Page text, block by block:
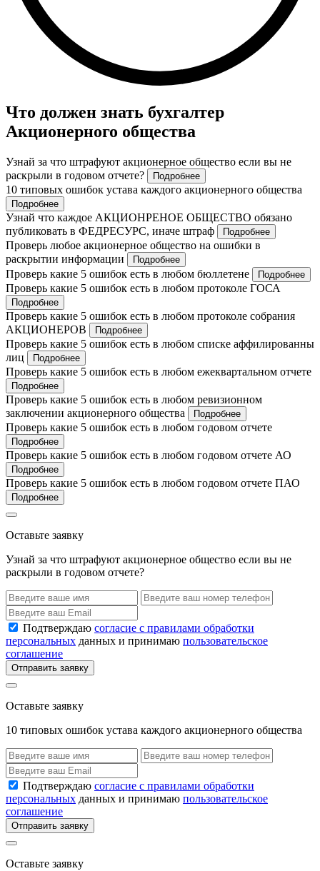
Что должен знать бухгалтер
Акционерного общества
Узнай за что штрафуют акционерное общество если вы не
раскрыли в годовом отчете?
Подробнее
10 типовых ошибок устава каждого акционерного общества
Подробнее
Узнай что каждое АКЦИОНРЕНОЕ ОБЩЕСТВО обязано
публиковать в ФЕДРЕСУРС, иначе штраф
Подробнее
Проверь любое акционерное общество на ошибки в
раскрытии информации
Подробнее
Проверь какие 5 ошибок есть в любом бюллетене Подробнее
Проверь какие 5 ошибок есть в любом протоколе ГОСА
Подробнее
Проверь какие 5 ошибок есть в любом протоколе собрания
АКЦИОНЕРОВ
Подробнее
Проверь какие 5 ошибок есть в любом списке аффилированны
лиц
Подробнее
Проверь какие 5 ошибок есть в любом ежеквартальном отчете
Подробнее
Проверь какие 5 ошибок есть в любом ревизионном
заключении акционерного общества
Подробнее
Проверь какие 5 ошибок есть в любом годовом отчете
Подробнее
Проверь какие 5 ошибок есть в любом годовом отчете АО
Подробнее
Проверь какие 5 ошибок есть в любом годовом отчете ПАО
Подробнее
Оставьте заявку
Узнай за что штрафуют акционерное общество если вы не
раскрыли в годовом отчете?
Подтверждаю согласие с правилами обработки
персональных данных и принимаю пользовательское
соглашение
Отправить заявку
Оставьте заявку
10 типовых ошибок устава каждого акционерного общества
Подтверждаю согласие с правилами обработки
персональных данных и принимаю пользовательское
соглашение
Отправить заявку
Оставьте заявку